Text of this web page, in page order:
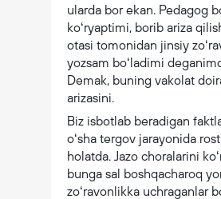
ularda bor ekan. Pedagog
koʻryaptimi, borib ariza
otasi tomonidan jinsiy
yozsam boʻladimi
Demak, buning vakolat
arizasini.
Biz isbotlab beradigan
oʻsha tergov jarayonida
holatda. Jazo choralarini
bunga sal boshqacharoq
zoʻravonlikka uchraganlar